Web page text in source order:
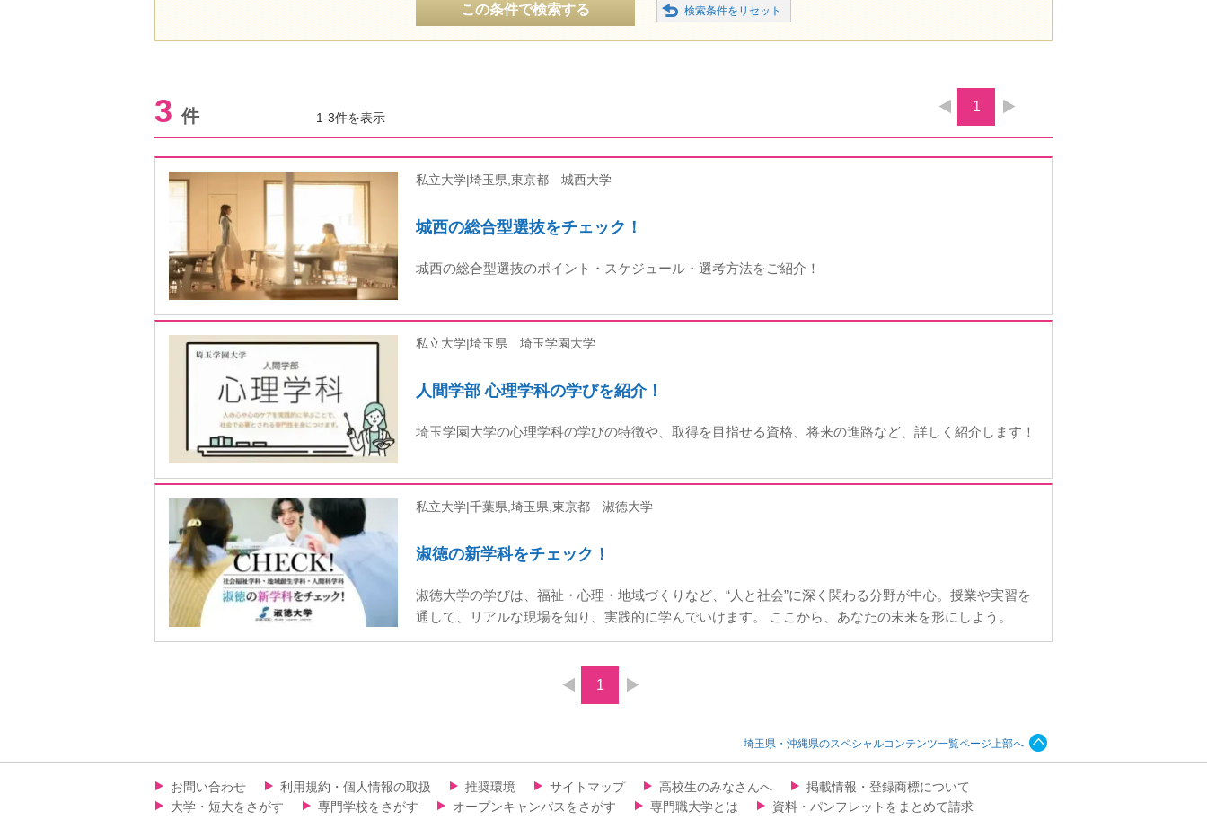
この条件で検索する
3 件 1-3件を表示
1
私立大学|埼玉県,東京都 城西大学
城西の総合型選抜をチェック！
城西の総合型選抜のポイント・スケジュール・選考方法をご紹介！
私立大学|埼玉県 埼玉学園大学
人間学部 心理学科の学びを紹介！
埼玉学園大学の心理学科の学びの特徴や、取得を目指せる資格、将来の進路など、詳しく紹介します！
私立大学|千葉県,埼玉県,東京都 淑徳大学
淑徳の新学科をチェック！
淑徳大学の学びは、福祉・心理・地域づくりなど、“人と社会”に深く関わる分野が中心。授業や実習を
通して、リアルな現場を知り、実践的に学んでいけます。 ここから、あなたの未来を形にしよう。
1
埼玉県・沖縄県のスペシャルコンテンツ一覧ページ上部へ
お問い合わせ 利用規約・個人情報の取扱 推奨環境 サイトマップ 高校生のみなさんへ
掲載情報・登録商標について
大学・短大をさがす
専門学校をさがす オープンキャンパスをさがす 専門職大学とは 資料・パンフレットをまとめて請求